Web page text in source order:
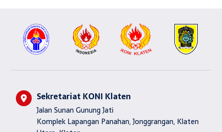
Sekretariat KONI Klaten
Jalan Sunan Gunung Jati
Komplek Lapangan Panahan, Jonggrangan, Klaten